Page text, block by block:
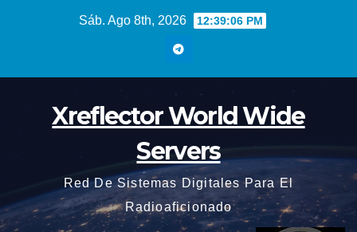
Sáb. Ago 8th, 2026 12:39:07 PM
Xreflector World Wide
Servers
Red De Sistemas Digitales Para El
Radioaficionado